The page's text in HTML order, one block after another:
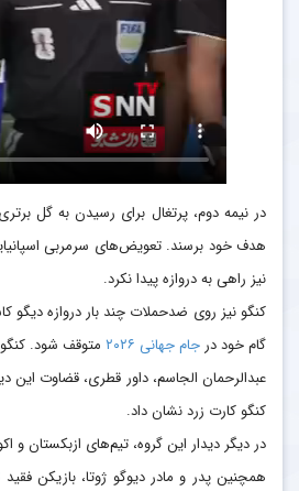
در نیمه دوم، پرتغال برای رسیدن به گل
هدف خود برسند. تعویض‌های سرمربی
نیز راهی به دروازه پیدا نکرد.
کنگو نیز روی ضدحملات چند بار دروازه دیگو
گام خود درجام جهانی ۲۰۲۶
متوقف شود.
عبدالرحمان الجاسم، داور قطری، قضاوت این
کنگو کارت زرد نشان داد.
در دیگر دیدار این گروه، تیم‌های ازبکستان و اکوادور از ساعت ۵:۳۰ بامداد فردا (پنجشنبه- به وقت
همچنین پدر و مادر دیوگو ژوتا، بازیکن فقید